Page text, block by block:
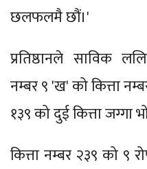
छलफलमै छौं।'
प्रतिष्ठानले साविक
नम्बर ९ 'ख' को कित्ता
१३९ को दुई कित्ता जग्गा
कित्ता नम्बर २३९ को ९